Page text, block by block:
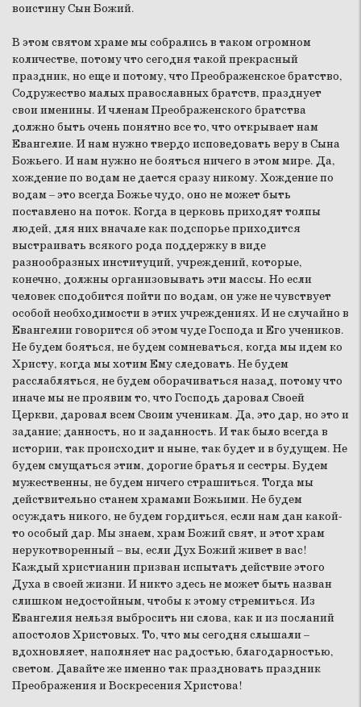
воистину Сын Божий.
В этом святом храме мы собрались в таком огромном
количестве, потому что сегодня такой прекрасный
праздник, но еще и потому, что Преображенское братство,
Содружество малых православных братств, празднует
свои именины. И членам Преображенского братства
должно быть очень понятно все то, что открывает нам
Евангелие. И нам нужно твердо исповедовать веру в Сына
Божьего. И нам нужно не бояться ничего в этом мире. Да,
хождение по водам не дается сразу никому. Хождение по
водам – это всегда Божье чудо, оно не может быть
поставлено на поток. Когда в церковь приходят толпы
людей, для них вначале как подспорье приходится
выстраивать всякого рода поддержку в виде
разнообразных институций, учреждений, которые,
конечно, должны организовывать эти массы. Но если
человек сподобится пойти по водам, он уже не чувствует
особой необходимости в этих учреждениях. И не случайно в
Евангелии говорится об этом чуде Господа и Его учеников.
Не будем бояться, не будем сомневаться, когда мы идем ко
Христу, когда мы хотим Ему следовать. Не будем
расслабляться, не будем оборачиваться назад, потому что
иначе мы не проявим то, что Господь даровал Своей
Церкви, даровал всем Своим ученикам. Да, это дар, но это и
задание; данность, но и заданность. И так было всегда в
истории, так происходит и ныне, так будет и в будущем. Не
будем смущаться этим, дорогие братья и сестры. Будем
мужественны, не будем ничего страшиться. Тогда мы
действительно станем храмами Божьими. Не будем
осуждать никого, не будем гордиться, если нам дан какой-
то особый дар. Мы знаем, храм Божий свят, и этот храм
нерукотворенный – вы, если Дух Божий живет в вас!
Каждый христианин призван испытать действие этого
Духа в своей жизни. И никто здесь не может быть назван
слишком недостойным, чтобы к этому стремиться. Из
Евангелия нельзя выбросить ни слова, как и из посланий
апостолов Христовых. То, что мы сегодня слышали –
вдохновляет, наполняет нас радостью, благодарностью,
светом. Давайте же именно так праздновать праздник
Преображения и Воскресения Христова!